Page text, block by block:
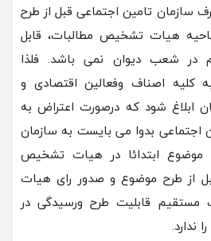
سازمان تامین اجتماعی قبل از طرح
هیات تشخیص مطالبات، قابل
شعب دیوان نمی باشد. فلذا
کلیه اصناف وفعالین اقتصادی و
ابلاغ شود که درصورت اعتراض به
اجتماعی بدوا می بایست به سازمان
موضوع ابتدائا در هیات تشخیص
از طرح موضوع و صدور رای هیات
مستقیم قابلیت طرح ورسیدگی در
ندارد.